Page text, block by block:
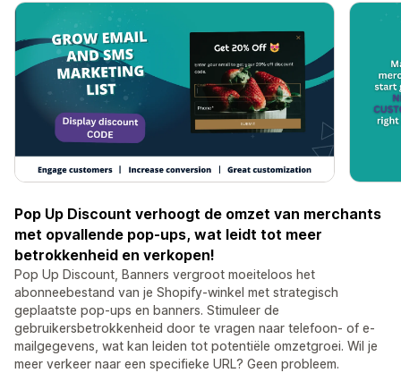
Pop Up Discount verhoogt de omzet van merchants
met opvallende pop-ups, wat leidt tot meer
betrokkenheid en verkopen!
Pop Up Discount, Banners vergroot moeiteloos het
abonneebestand van je Shopify-winkel met strategisch
geplaatste pop-ups en banners. Stimuleer de
gebruikersbetrokkenheid door te vragen naar telefoon- of e-
mailgegevens, wat kan leiden tot potentiële omzetgroei. Wil je
meer verkeer naar een specifieke URL? Geen probleem.